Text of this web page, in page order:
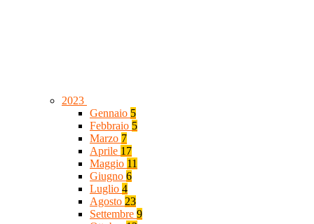
2023
Gennaio 5
Febbraio 5
Marzo 7
Aprile 17
Maggio 11
Giugno 6
Luglio 4
Agosto 23
Settembre 9